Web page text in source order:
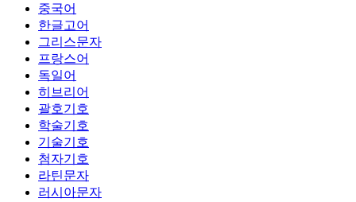
중국어
한글고어
그리스문자
프랑스어
독일어
히브리어
괄호기호
학술기호
기술기호
첨자기호
라틴문자
러시아문자